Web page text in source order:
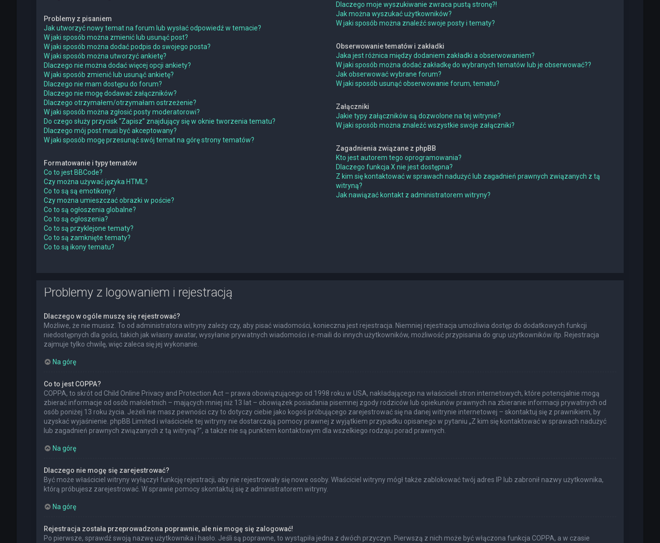
Problemy z pisaniem
Jak utworzyć nowy temat na forum lub wysłać odpowiedź w temacie?
W jaki sposób można zmienić lub usunąć post?
W jaki sposób można dodać podpis do swojego posta?
W jaki sposób można utworzyć ankietę?
Dlaczego nie można dodać więcej opcji ankiety?
W jaki sposób zmienić lub usunąć ankietę?
Dlaczego nie mam dostępu do forum?
Dlaczego nie mogę dodawać załączników?
Dlaczego otrzymałem/otrzymałam ostrzeżenie?
W jaki sposób można zgłosić posty moderatorowi?
Do czego służy przycisk “Zapisz” znajdujący się w oknie tworzenia tematu?
Dlaczego mój post musi być akceptowany?
W jaki sposób mogę przesunąć swój temat na górę strony tematów?
Formatowanie i typy tematów
Co to jest BBCode?
Czy można używać języka HTML?
Co to są są emotikony?
Czy można umieszczać obrazki w poście?
Co to są ogłoszenia globalne?
Co to są ogłoszenia?
Co to są przyklejone tematy?
Co to są zamknięte tematy?
Co to są ikony tematu?
Dlaczego moje wyszukiwanie zwraca pustą stronę?!
Jak można wyszukać użytkowników?
W jaki sposób można znaleźć swoje posty i tematy?
Obserwowanie tematów i zakładki
Jaka jest różnica między dodaniem zakładki a obserwowaniem?
W jaki sposób można dodać zakładkę do wybranych tematów lub je obserwować??
Jak obserwować wybrane forum?
W jaki sposób usunąć obserwowanie forum, tematu?
Załączniki
Jakie typy załączników są dozwolone na tej witrynie?
W jaki sposób można znaleźć wszystkie swoje załączniki?
Zagadnienia związane z phpBB
Kto jest autorem tego oprogramowania?
Dlaczego funkcja X nie jest dostępna?
Z kim się kontaktować w sprawach nadużyć lub zagadnień prawnych związanych z tą
witryną?
Jak nawiązać kontakt z administratorem witryny?
Problemy z logowaniem i rejestracją
Dlaczego w ogóle muszę się rejestrować?
Możliwe, że nie musisz. To od administratora witryny zależy czy, aby pisać wiadomości, konieczna jest rejestracja. Niemniej rejestracja umożliwia dostęp do dodatkowych funkcji
niedostępnych dla gości, takich jak własny awatar, wysyłanie prywatnych wiadomości i e-maili do innych użytkowników, możliwość przypisania do grup użytkowników itp. Rejestracja
zajmuje tylko chwilę, więc zaleca się jej wykonanie.
Na górę
Co to jest COPPA?
COPPA, to skrót od Child Online Privacy and Protection Act – prawa obowiązującego od 1998 roku w USA, nakładającego na właścicieli stron internetowych, które potencjalnie mogą
zbierać informacje od osób małoletnich – mających mniej niż 13 lat – obowiązek posiadania pisemnej zgody rodziców lub opiekunów prawnych na zbieranie informacji prywatnych od
osób poniżej 13 roku życia. Jeżeli nie masz pewności czy to dotyczy ciebie jako kogoś próbującego zarejestrować się na danej witrynie internetowej – skontaktuj się z prawnikiem, by
uzyskać wyjaśnienie. phpBB Limited i właściciele tej witryny nie dostarczają pomocy prawnej z wyjątkiem przypadku opisanego w pytaniu „Z kim się kontaktować w sprawach nadużyć
lub zagadnień prawnych związanych z tą witryną?”, a także nie są punktem kontaktowym dla wszelkiego rodzaju porad prawnych.
Na górę
Dlaczego nie mogę się zarejestrować?
Być może właściciel witryny wyłączył funkcję rejestracji, aby nie rejestrowały się nowe osoby. Właściciel witryny mógł także zablokować twój adres IP lub zabronił nazwy użytkownika,
którą próbujesz zarejestrować. W sprawie pomocy skontaktuj się z administratorem witryny.
Na górę
Rejestracja została przeprowadzona poprawnie, ale nie mogę się zalogować!
Po pierwsze, sprawdź swoją nazwę użytkownika i hasło. Jeśli są poprawne, to wystąpiła jedna z dwóch przyczyn. Pierwszą z nich może być włączona funkcja COPPA, a w czasie